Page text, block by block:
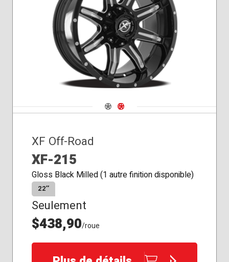
Siège
conique
Navigate 1
Navigate 2
XF Off-Road
XF-215
Gloss Black Milled (1 autre finition disponible)
22″
Seulement
$438,90/roue